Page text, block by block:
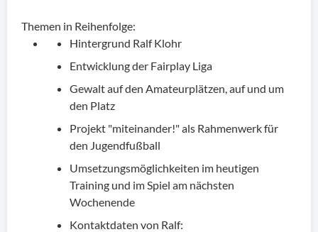
Themen in Reihenfolge:
Hintergrund Ralf Klohr
Entwicklung der Fairplay Liga
Gewalt auf den Amateurplätzen, auf und um
den Platz
Projekt "miteinander!" als Rahmenwerk für
den Jugendfußball
Umsetzungsmöglichkeiten im heutigen
Training und im Spiel am nächsten
Wochenende
Kontaktdaten von Ralf: